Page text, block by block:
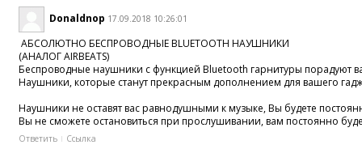
Donaldnop 17.09.2018 10:26:01
АБСОЛЮТНО БЕСПРОВОДНЫЕ BLUETOOTH НАУШНИКИ
(АНАЛОГ AIRBEATS)
Беспроводные наушники с функцией Bluetooth гарнитуры порадуют
Наушники, которые станут прекрасным дополнением для вашего
Наушники не оставят вас равнодушными к музыке, Вы будете
Вы не сможете остановиться при прослушивании, вам постоянно
Ответить Ссылка